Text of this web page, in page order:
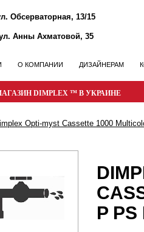
Обсерваторная, 13/15
Анны Ахматовой, 35
О КОМПАНИИ ДИЗАЙНЕРАМ
DIMPLEX ™ В УКРАИНЕ
Opti-myst Cassette 1000
P PS